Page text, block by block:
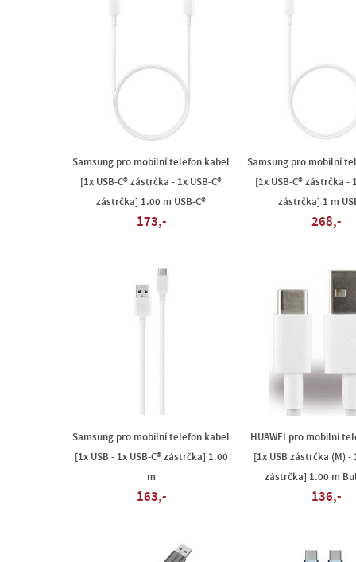
Samsung pro mobilní telefon kabel
[1x USB-C® zástrčka - 1x USB-C®
zástrčka] 1.00 m USB-C®
173,-
Samsung pro mobilní
[1x USB-C® zástrčka -
zástrčka] 1 m
268,-
Samsung pro mobilní telefon kabel
[1x USB - 1x USB-C® zástrčka] 1.00
m
163,-
HUAWEI pro mobilní
[1x USB zástrčka (M) -
zástrčka] 1.00 m
136,-